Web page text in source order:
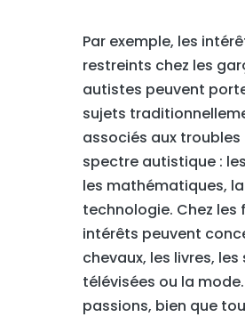
Par exemple, les
restreints chez les
autistes peuvent
sujets
associés aux troubles
spectre autistique :
les mathématiques, la
technologie. Chez les
intérêts peuvent
chevaux, les livres, les
télévisées ou la
passions, bien que